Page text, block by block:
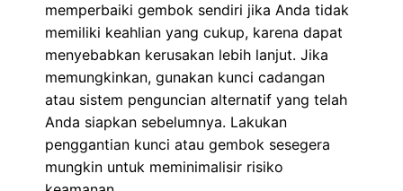
memperbaiki gembok sendiri jika Anda tidak
memiliki keahlian yang cukup, karena dapat
menyebabkan kerusakan lebih lanjut. Jika
memungkinkan, gunakan kunci cadangan
atau sistem penguncian alternatif yang telah
Anda siapkan sebelumnya. Lakukan
penggantian kunci atau gembok sesegera
mungkin untuk meminimalisir risiko